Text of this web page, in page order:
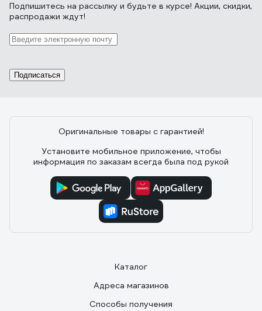
Подпишитесь на рассылку и будьте в курсе! Акции, скидки,
распродажи ждут!
Подписаться
Оригинальные товары с гарантией!
Установите мобильное приложение, чтобы
информация по заказам всегда была под рукой
Каталог
Адреса магазинов
Способы получения